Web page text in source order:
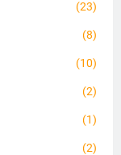
(23)
(8)
(10)
(2)
(1)
(2)